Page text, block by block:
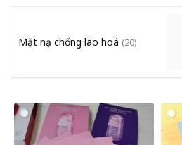
Mặt nạ chống lão hoá (20)